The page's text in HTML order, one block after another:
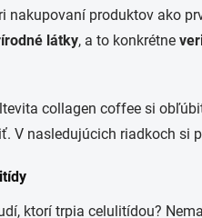
nakupovaní produktov ako
látky, a to konkrétne
collagen coffee si
V nasledujúcich riadkoch si
ktorí trpia celulitídou?